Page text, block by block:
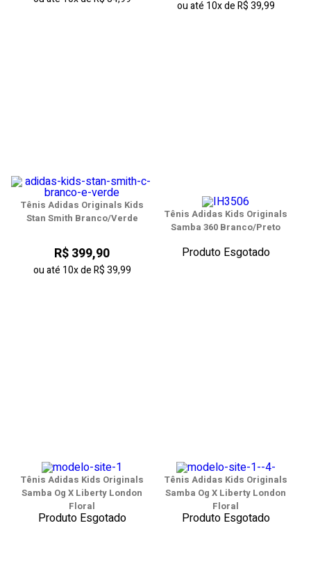
ou até 10xdeR$ 39,99
Tênis Adidas Originals Kids
Stan Smith Branco/Verde
R$ 399,90
ou até 10xdeR$ 39,99
Tênis Adidas Kids Originals
Samba 360 Branco/Preto
Produto Esgotado
Tênis Adidas Kids Originals
Samba Og X Liberty London
Floral
Produto Esgotado
Tênis Adidas Kids Originals
Samba Og X Liberty London
Floral
Produto Esgotado